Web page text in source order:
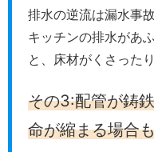
排水の逆流は漏水事
キッチンの排水があ
と、床材がくさった
その3:配管が鋳
命が縮まる場合